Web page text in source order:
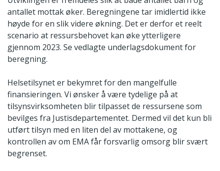
antallet mottak øker. Beregningene tar imidlertid ikke
høyde for en slik videre økning. Det er derfor et reelt
scenario at ressursbehovet kan øke ytterligere
gjennom 2023. Se vedlagte underlagsdokument for
beregning.
Helsetilsynet er bekymret for den mangelfulle
finansieringen. Vi ønsker å være tydelige på at
tilsynsvirksomheten blir tilpasset de ressursene som
bevilges fra Justisdepartementet. Dermed vil det kun bli
utført tilsyn med en liten del av mottakene, og
kontrollen av om EMA får forsvarlig omsorg blir svært
begrenset.